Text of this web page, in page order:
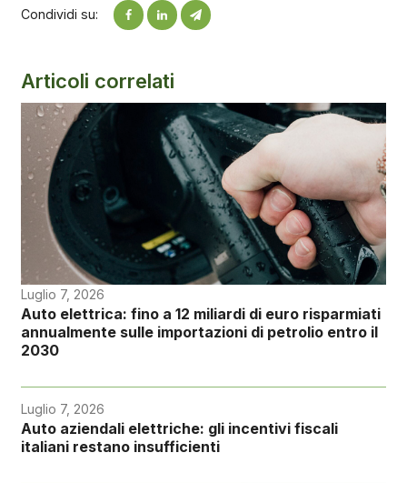
Condividi su:
Articoli correlati
Luglio 7, 2026
Auto elettrica: fino a 12 miliardi di euro risparmiati
annualmente sulle importazioni di petrolio entro il
2030
Luglio 7, 2026
Auto aziendali elettriche: gli incentivi fiscali
italiani restano insufficienti